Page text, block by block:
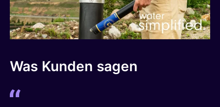
Was Kunden sagen